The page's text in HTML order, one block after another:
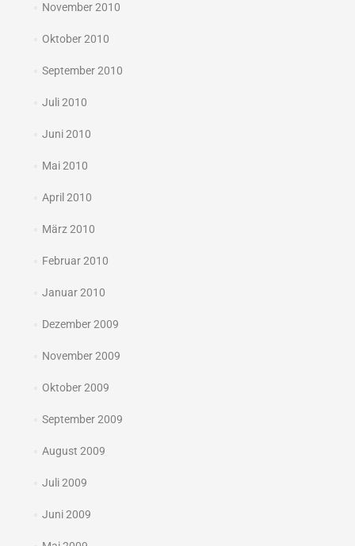
November 2010
Oktober 2010
September 2010
Juli 2010
Juni 2010
Mai 2010
April 2010
März 2010
Februar 2010
Januar 2010
Dezember 2009
November 2009
Oktober 2009
September 2009
August 2009
Juli 2009
Juni 2009